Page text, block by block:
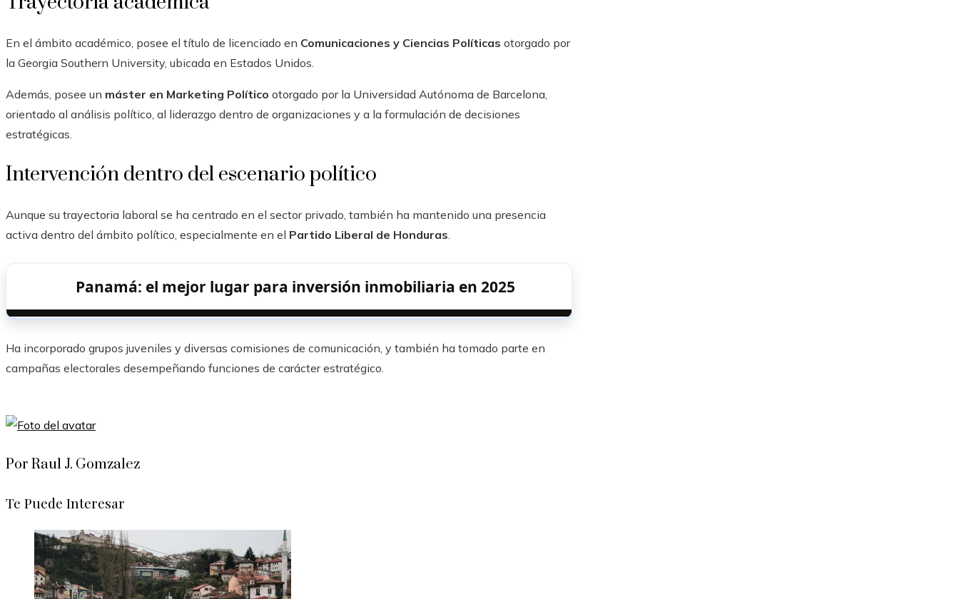
En el ámbito académico, posee el título de licenciado en Comunicaciones y Ciencias Políticas otorgado por
la Georgia Southern University, ubicada en Estados Unidos.
Además, posee un máster en Marketing Político otorgado por la Universidad Autónoma de Barcelona,
orientado al análisis político, al liderazgo dentro de organizaciones y a la formulación de decisiones
estratégicas.
Intervención dentro del escenario político
Aunque su trayectoria laboral se ha centrado en el sector privado, también ha mantenido una presencia
activa dentro del ámbito político, especialmente en el Partido Liberal de Honduras.
Panamá: el mejor lugar para inversión inmobiliaria en 2025
Ha incorporado grupos juveniles y diversas comisiones de comunicación, y también ha tomado parte en
campañas electorales desempeñando funciones de carácter estratégico.
Por Raul J. Gomzalez
Te Puede Interesar